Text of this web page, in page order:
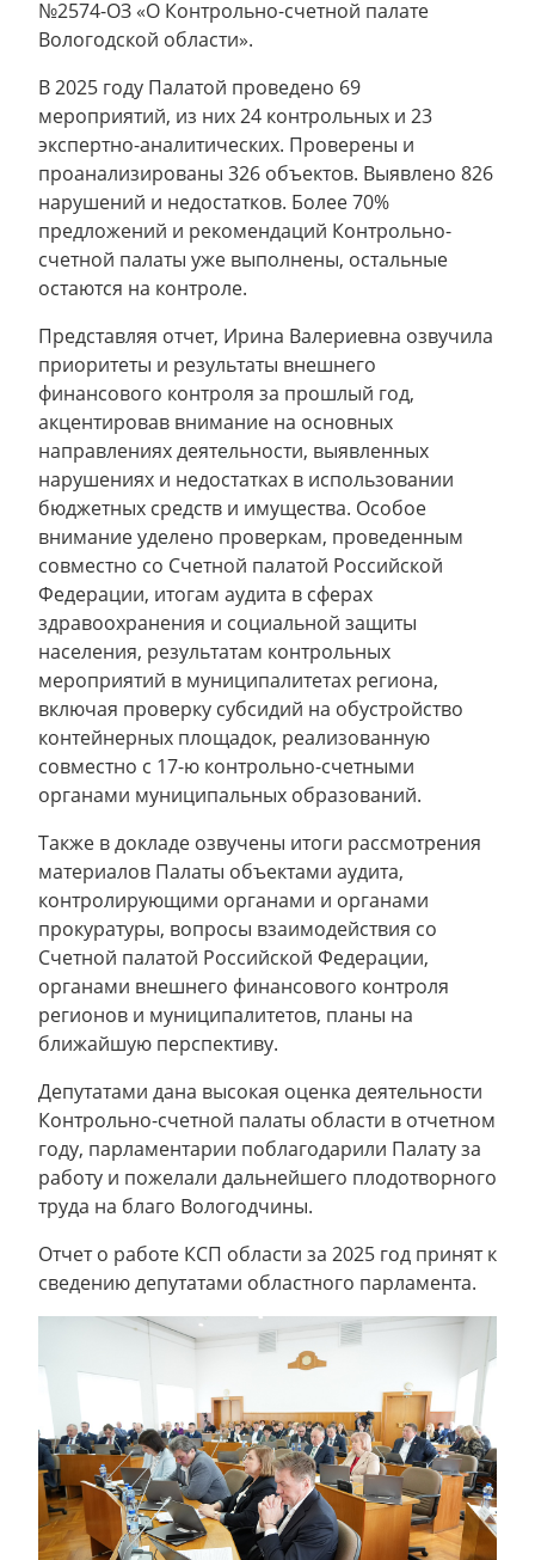
№2574-ОЗ «О Контрольно-счетной палате
Вологодской области».
В 2025 году Палатой проведено 69
мероприятий, из них 24 контрольных и 23
экспертно-аналитических. Проверены и
проанализированы 326 объектов. Выявлено 826
нарушений и недостатков. Более 70%
предложений и рекомендаций Контрольно-
счетной палаты уже выполнены, остальные
остаются на контроле.
Представляя отчет, Ирина Валериевна озвучила
приоритеты и результаты внешнего
финансового контроля за прошлый год,
акцентировав внимание на основных
направлениях деятельности, выявленных
нарушениях и недостатках в использовании
бюджетных средств и имущества. Особое
внимание уделено проверкам, проведенным
совместно со Счетной палатой Российской
Федерации, итогам аудита в сферах
здравоохранения и социальной защиты
населения, результатам контрольных
мероприятий в муниципалитетах региона,
включая проверку субсидий на обустройство
контейнерных площадок, реализованную
совместно с 17-ю контрольно-счетными
органами муниципальных образований.
Также в докладе озвучены итоги рассмотрения
материалов Палаты объектами аудита,
контролирующими органами и органами
прокуратуры, вопросы взаимодействия со
Счетной палатой Российской Федерации,
органами внешнего финансового контроля
регионов и муниципалитетов, планы на
ближайшую перспективу.
Депутатами дана высокая оценка деятельности
Контрольно-счетной палаты области в отчетном
году, парламентарии поблагодарили Палату за
работу и пожелали дальнейшего плодотворного
труда на благо Вологодчины.
Отчет о работе КСП области за 2025 год принят к
сведению депутатами областного парламента.